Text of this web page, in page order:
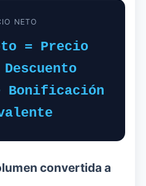
NETO
= Precio
Bonificación
convertida a